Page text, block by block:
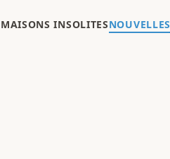
MAISONS INSOLITESNOUVELLES